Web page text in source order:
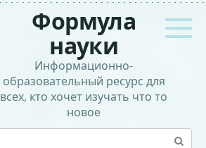
Формула
науки
Информационно-
образовательный ресурс для
всех, кто хочет изучать что то
новое